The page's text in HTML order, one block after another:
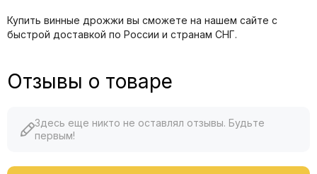
Купить винные дрожжи вы сможете на нашем сайте с
быстрой доставкой по России и странам СНГ.
Отзывы о товаре
Здесь еще никто не оставлял отзывы. Будьте
первым!